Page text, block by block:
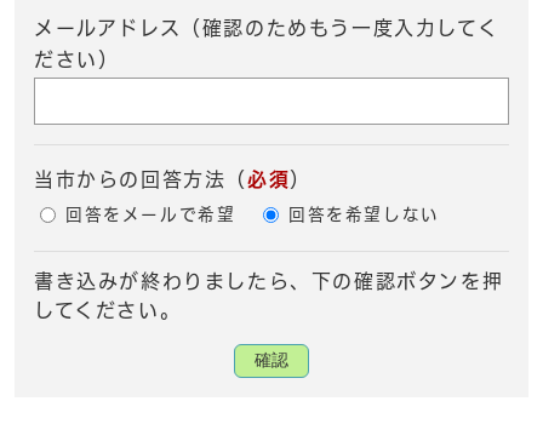
メールアドレス（確認のためもう一度入力してく
ださい）
当市からの回答方法 （ 必須）
回答をメールで希望 回答を希望しない
書き込みが終わりましたら、下の確認ボタンを押
してください。
確認